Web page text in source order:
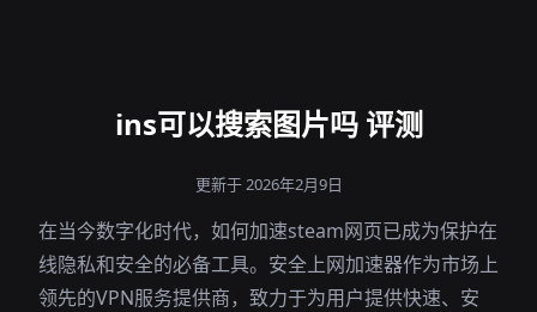
ins可以搜索图片吗 评测
更新于 2026年2月9日
在当今数字化时代，如何加速steam网页已成为保护在
线隐私和安全的必备工具。安全上网加速器作为市场上
领先的VPN服务提供商，致力于为用户提供快速、安